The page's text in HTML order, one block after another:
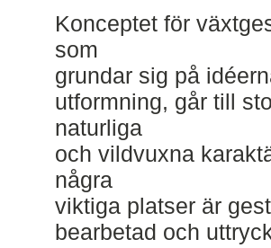
Konceptet för
som
grundar sig på
utformning, går till
naturliga
och vildvuxna
några
viktiga platser är
bearbetad och